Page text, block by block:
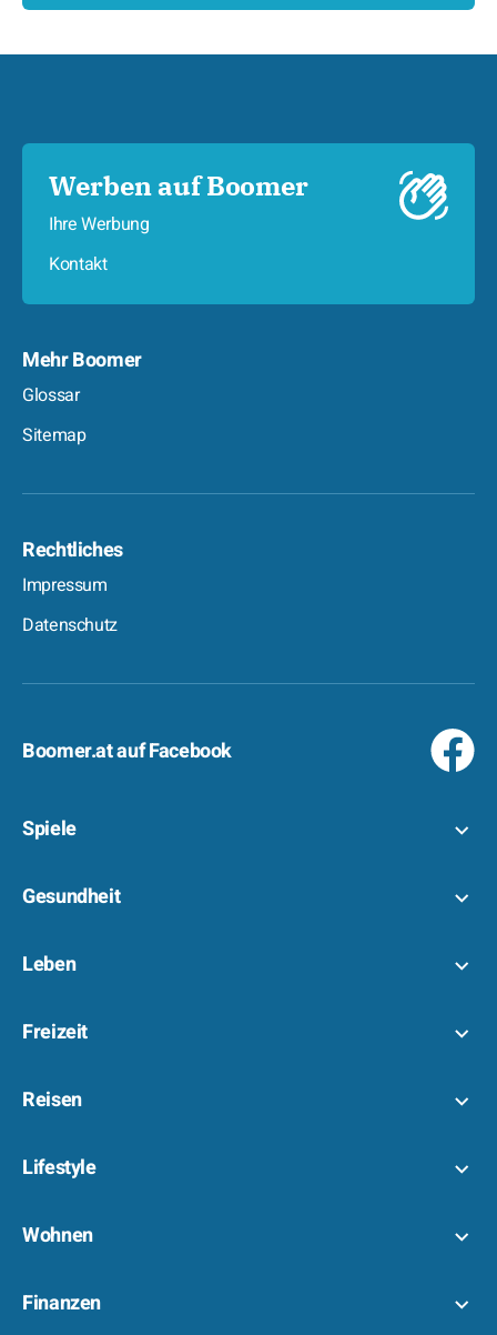
Werben auf Boomer
Ihre Werbung
Kontakt
Mehr Boomer
Glossar
Sitemap
Rechtliches
Impressum
Datenschutz
Boomer.at auf Facebook
Spiele
Gesundheit
Leben
Freizeit
Reisen
Lifestyle
Wohnen
Finanzen